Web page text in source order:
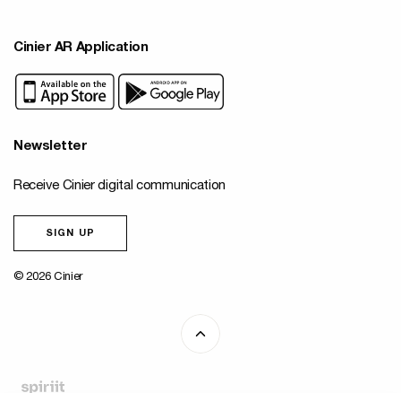
Cinier AR Application
Newsletter
Receive Cinier digital communication
SIGN UP
© 2026 Cinier